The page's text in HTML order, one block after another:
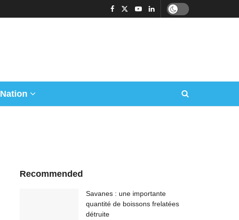
Nation
Recommended
Savanes : une importante
quantité de boissons frelatées
détruite